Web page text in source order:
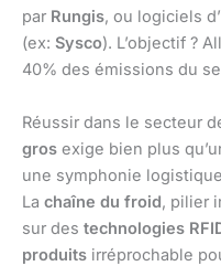
par Rungis, ou logiciels
(ex: Sysco). L’objectif ?
40% des émissions du
Réussir dans le secteur
gros exige bien plus
une symphonie
La chaîne du froid, pilier
sur des technologies
produits irréprochable